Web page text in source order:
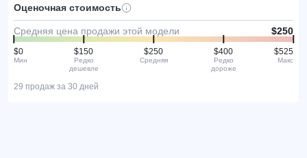
Оценочная стоимость
Средняя цена продажи этой модели $250
$0
Мин
$150
Редко
дешевле
$250
Средняя
$400
Редко
дороже
$525
Макс
29 продаж за 30 дней